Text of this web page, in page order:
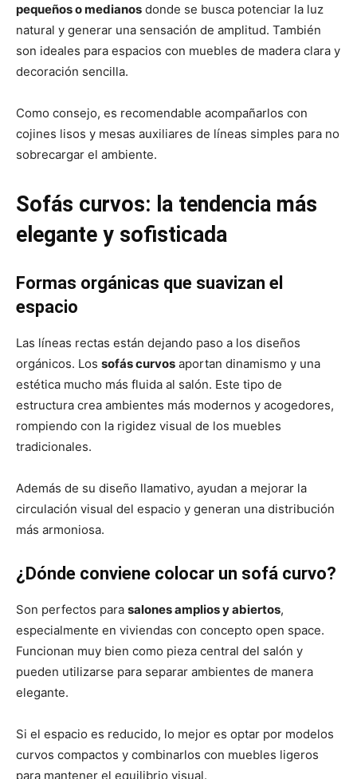
pequeños o medianos donde se busca potenciar la luz
natural y generar una sensación de amplitud. También
son ideales para espacios con muebles de madera clara y
decoración sencilla.
Como consejo, es recomendable acompañarlos con
cojines lisos y mesas auxiliares de líneas simples para no
sobrecargar el ambiente.
Sofás curvos: la tendencia más
elegante y sofisticada
Formas orgánicas que suavizan el
espacio
Las líneas rectas están dejando paso a los diseños
orgánicos. Los sofás curvos aportan dinamismo y una
estética mucho más fluida al salón. Este tipo de
estructura crea ambientes más modernos y acogedores,
rompiendo con la rigidez visual de los muebles
tradicionales.
Además de su diseño llamativo, ayudan a mejorar la
circulación visual del espacio y generan una distribución
más armoniosa.
¿Dónde conviene colocar un sofá curvo?
Son perfectos para salones amplios y abiertos,
especialmente en viviendas con concepto open space.
Funcionan muy bien como pieza central del salón y
pueden utilizarse para separar ambientes de manera
elegante.
Si el espacio es reducido, lo mejor es optar por modelos
curvos compactos y combinarlos con muebles ligeros
para mantener el equilibrio visual.